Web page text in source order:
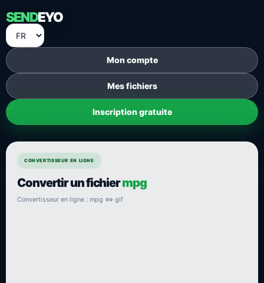
SENDEYO
Mon compte
Mes fichiers
Inscription gratuite
CONVERTISSEUR EN LIGNE
Convertir un fichiermpg
Convertisseur en ligne : mpg ⇔ gif